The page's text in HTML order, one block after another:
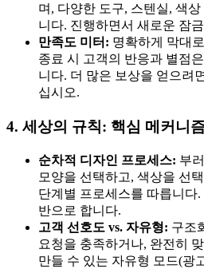
며, 다양한 도구, 스텐실, 색
니다. 진행하면서 새로운 잠
만족도 미터: 명확하게 막대
종료 시 고객의 반응과 별점
니다. 더 많은 보상을 얻으려
십시오.
4. 세상의 규칙: 핵심 메커니
순차적 디자인 프로세스: 부
모양을 선택하고, 색상을 선
단계별 프로세스를 따릅니다.
반으로 합니다.
고객 선호도 vs. 자유형: 구조
요청을 충족하거나, 완전히
만들 수 있는 자유형 모드(광